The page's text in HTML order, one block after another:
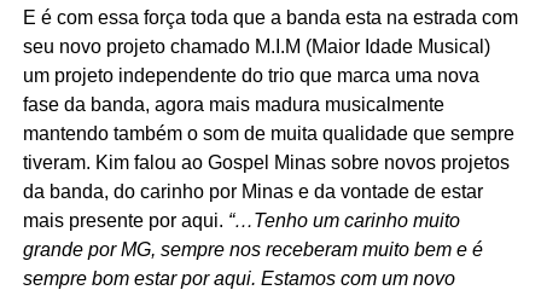
E é com essa força toda que a banda esta na estrada com
seu novo projeto chamado M.I.M (Maior Idade Musical)
um projeto independente do trio que marca uma nova
fase da banda, agora mais madura musicalmente
mantendo também o som de muita qualidade que sempre
tiveram. Kim falou ao Gospel Minas sobre novos projetos
da banda, do carinho por Minas e da vontade de estar
mais presente por aqui. “…Tenho um carinho muito
grande por MG, sempre nos receberam muito bem e é
sempre bom estar por aqui. Estamos com um novo